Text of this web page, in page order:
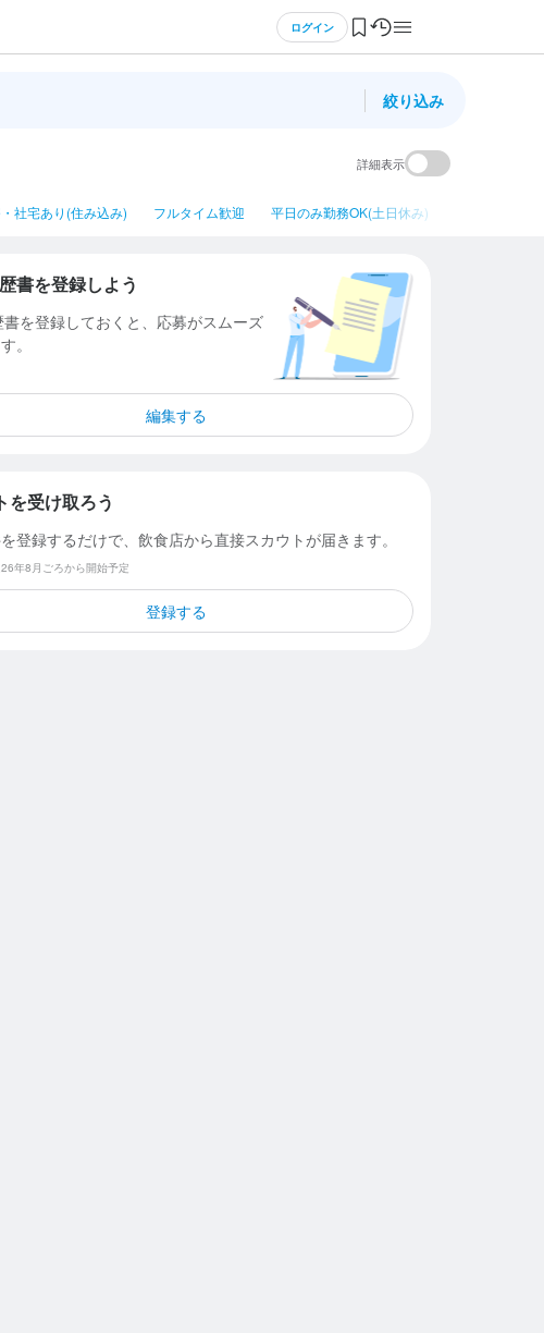
ログイン
絞り込み
詳細表示
社宅あり(住み込み) フルタイム歓迎 平日のみ勤務OK(土日休み)
書を登録しよう
書を登録しておくと、応募がスムーズ
。
編集する
を受け取ろう
登録するだけで、飲食店から直接スカウトが届きます。
年8月ごろから開始予定
登録する